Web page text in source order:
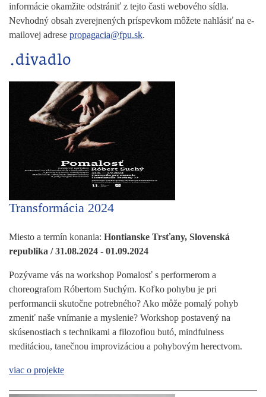
informácie okamžite odstrániť z tejto časti webového sídla.
Nevhodný obsah zverejnených príspevkom môžete nahlásiť na e-
mailovej adrese propagacia@fpu.sk.
.divadlo
Transformácia 2024
Miesto a termín konania: Hontianske Trsťany, Slovenská
republika / 31.08.2024 - 01.09.2024
Pozývame vás na workshop Pomalosť s performerom a
choreografom Róbertom Suchým. Koľko pohybu je pri
performancii skutočne potrebného? Ako môže pomalý pohyb
zmeniť naše vnímanie a myslenie? Workshop postavený na
skúsenostiach s technikami a filozofiou butó, mindfulness
meditáciou, tanečnou improvizáciou a pohybovým herectvom.
viac o projekte